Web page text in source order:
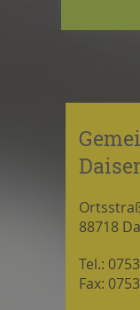
88718
Tel.:
Fax: